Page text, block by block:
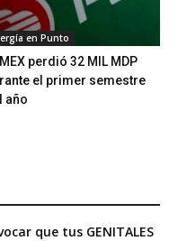
en Punto
perdió 32 MIL MDP
el primer semestre
año
que tus GENITALES